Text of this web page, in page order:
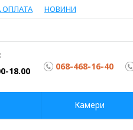
ОПЛАТА НОВИНИ
18.00 068-468-16-40
Камери